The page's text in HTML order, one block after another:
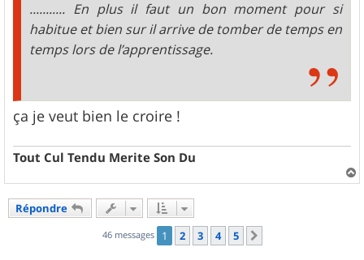
........... En plus il faut un bon moment pour si
habitue et bien sur il arrive de tomber de temps en
temps lors de l’apprentissage.
ça je veut bien le croire !
Tout Cul Tendu Merite Son Du
a
Répondre
46 messages 1 2 3 4 5